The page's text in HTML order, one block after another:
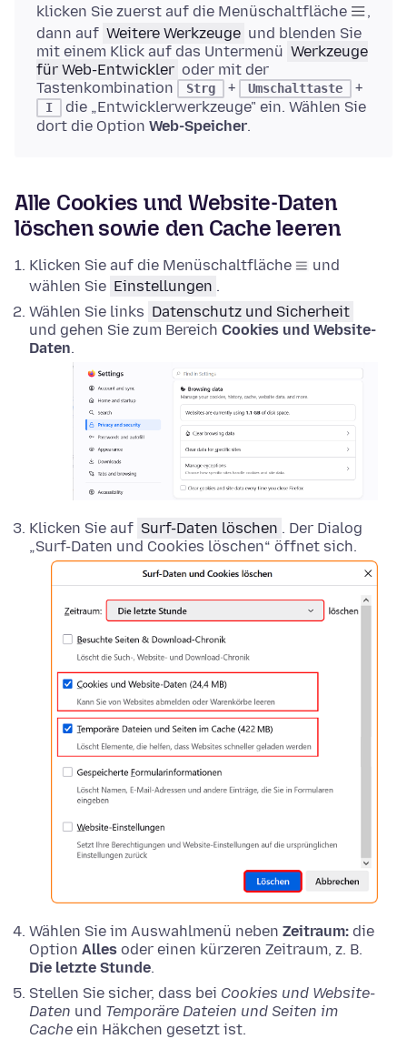
klicken Sie zuerst auf die Menüschaltfläche
,
dann auf Weitere Werkzeuge und blenden Sie
mit einem Klick auf das Untermenü Werkzeuge
für Web-Entwickler oder mit der
Tastenkombination
Strg + Umschalttaste +
I
die „Entwicklerwerkzeuge" ein. Wählen Sie
dort die Option Web-Speicher.
Alle Cookies und Website-Daten
löschen sowie den Cache leeren
Klicken Sie auf die Menüschaltfläche
und
wählen Sie Einstellungen .
Wählen Sie links Datenschutz und Sicherheit
und gehen Sie zum Bereich Cookies und Website-
Daten.
Klicken Sie auf Surf-Daten löschen . Der Dialog
„Surf-Daten und Cookies löschen“ öffnet sich.
Wählen Sie im Auswahlmenü neben Zeitraum: die
Option Alles oder einen kürzeren Zeitraum, z. B.
Die letzte Stunde.
Stellen Sie sicher, dass bei Cookies und Website-
Daten und Temporäre Dateien und Seiten im
Cache ein Häkchen gesetzt ist.